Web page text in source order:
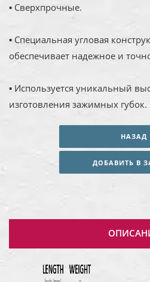
▪ Сверхпрочные.
▪ Специальная угловая
обеспечивает надежное и
▪ Используется уникальный
изготовления зажимных губок.
НАЗАД
ДОБАВИТЬ В